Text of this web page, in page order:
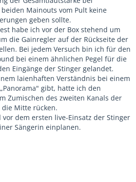
Mainouts vom Pult keine
geben sollte.
habe ich vor der Box stehend um
die Gainregler auf der Rückseite der
Bei jedem Versuch bin ich für den
bei einem ähnlichen Pegel für die
Eingänge der Stinger gelandet.
laienhaften Verständnis bei einem
gibt, hatte ich den
Zumischen des zweiten Kanals der
die Mitte rücken.
dem ersten live-Einsatz der Stinger
Sängerin einplanen.